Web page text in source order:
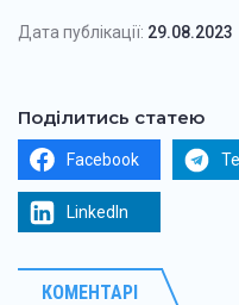
Дата публікації: 29.08.2023
Поділитись статею
Facebook
LinkedIn
КОМЕНТАРІ